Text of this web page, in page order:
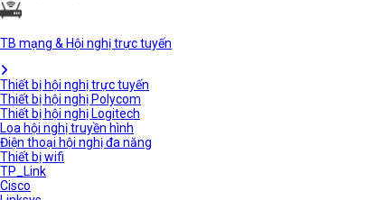
TB mạng & Hội nghị trực tuyến
Thiết bị hội nghị trực tuyến
Thiết bị hội nghị Polycom
Thiết bị hội nghị Logitech
Loa hội nghị truyền hình
Điện thoại hội nghị đa năng
Thiết bị wifi
TP_Link
Cisco